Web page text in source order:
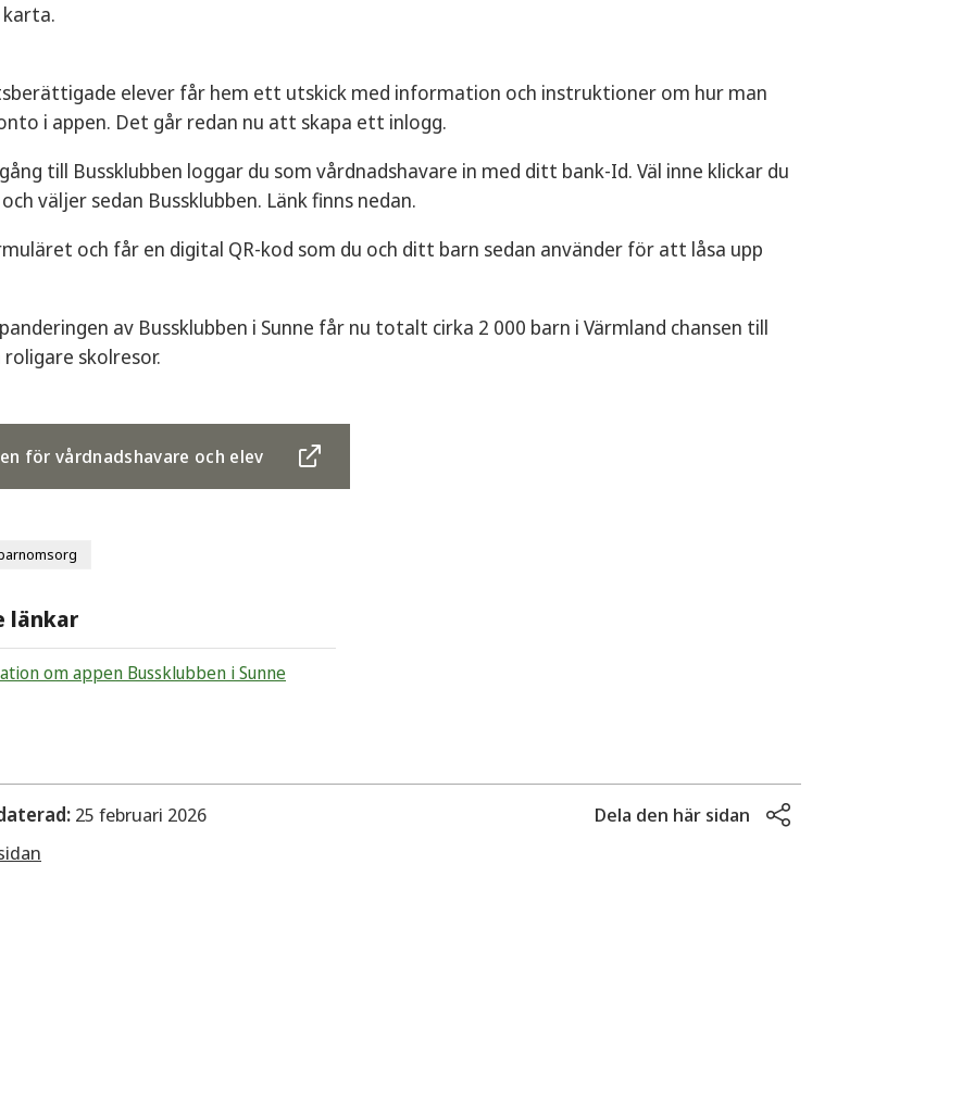
karta.
elever får hem ett utskick med information och instruktioner om hur man
i appen. Det går redan nu att skapa ett inlogg.
till Bussklubben loggar du som vårdnadshavare in med ditt bank-Id. Väl inne klickar du
väljer sedan Bussklubben. Länk finns nedan.
och får en digital QR-kod som du och ditt barn sedan använder för att låsa upp
av Bussklubben i Sunne får nu totalt cirka 2 000 barn i Värmland chansen till
skolresor.
för vårdnadshavare och elev
länkar
om appen Bussklubben i Sunne
25 februari 2026
Dela den här sidan